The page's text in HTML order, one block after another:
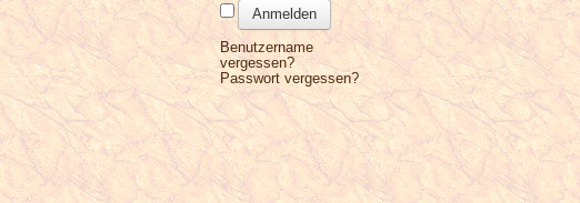
Anmelden
Benutzername
vergessen?
Passwort vergessen?